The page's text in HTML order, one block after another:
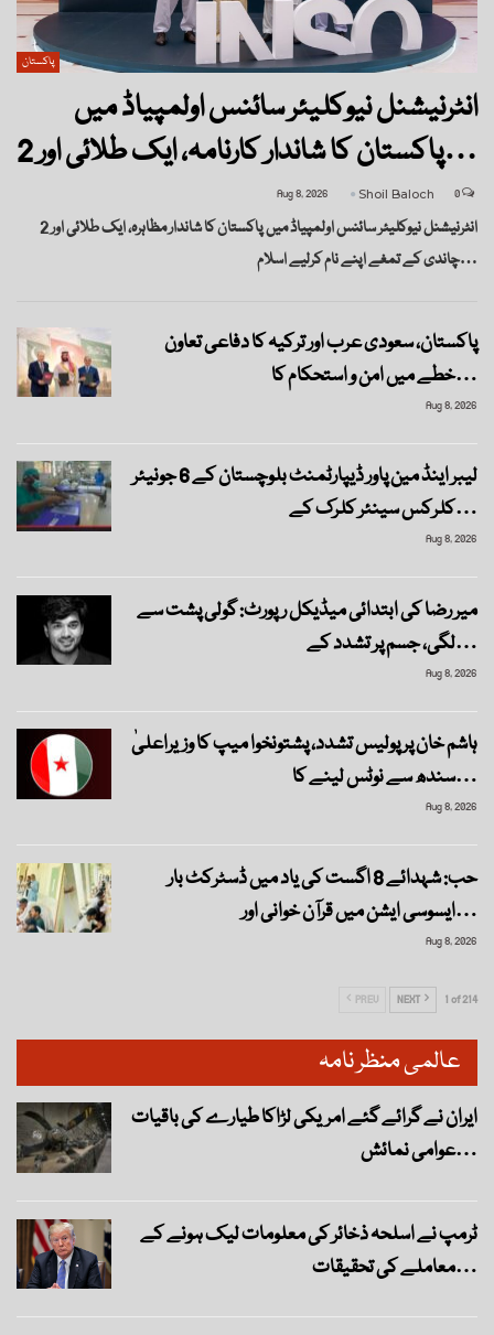
پاکستان
انٹرنیشنل نیوکلیئر سائنس اولمپیاڈ میں
پاکستان کا شاندار کارنامہ، ایک طلائی اور 2…
Shoil Baloch
Aug 8, 2026
انٹرنیشنل نیوکلیئر سائنس اولمپیاڈ میں پاکستان کا شاندار مظاہرہ، ایک طلائی اور 2
چاندی کے تمغے اپنے نام کرلیے اسلام…
پاکستان، سعودی عرب اور ترکیہ کا دفاعی تعاون
خطے میں امن و استحکام کا…
Aug 8, 2026
لیبر اینڈ مین پاور ڈیپارٹمنٹ بلوچستان کے 6 جونیئر
کلرکس سینئر کلرک کے…
Aug 8, 2026
میر رضا کی ابتدائی میڈیکل رپورٹ: گولی پشت سے
لگی، جسم پر تشدد کے…
Aug 8, 2026
ہاشم خان پر پولیس تشدد، پشتونخوا میپ کا وزیراعلیٰ
سندھ سے نوٹس لینے کا…
Aug 8, 2026
حب: شہدائے 8 اگست کی یاد میں ڈسٹرکٹ بار
ایسوسی ایشن میں قرآن خوانی اور…
Aug 8, 2026
PREV NEXT 1 of 214
عالمی منظر نامہ
ایران نے گرائے گئے امریکی لڑاکا طیارے کی باقیات
عوامی نمائش…
ٹرمپ نے اسلحہ ذخائر کی معلومات لیک ہونے کے
معاملے کی تحقیقات…